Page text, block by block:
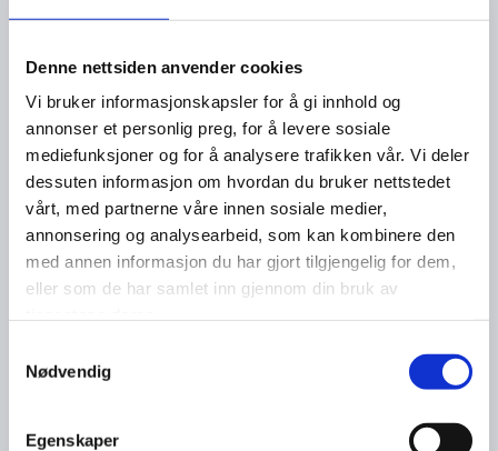
Denne nettsiden anvender cookies
Vi bruker informasjonskapsler for å gi innhold og
annonser et personlig preg, for å levere sosiale
mediefunksjoner og for å analysere trafikken vår. Vi deler
dessuten informasjon om hvordan du bruker nettstedet
vårt, med partnerne våre innen sosiale medier,
annonsering og analysearbeid, som kan kombinere den
med annen informasjon du har gjort tilgjengelig for dem,
eller som de har samlet inn gjennom din bruk av
Nødvendig
Egenskaper